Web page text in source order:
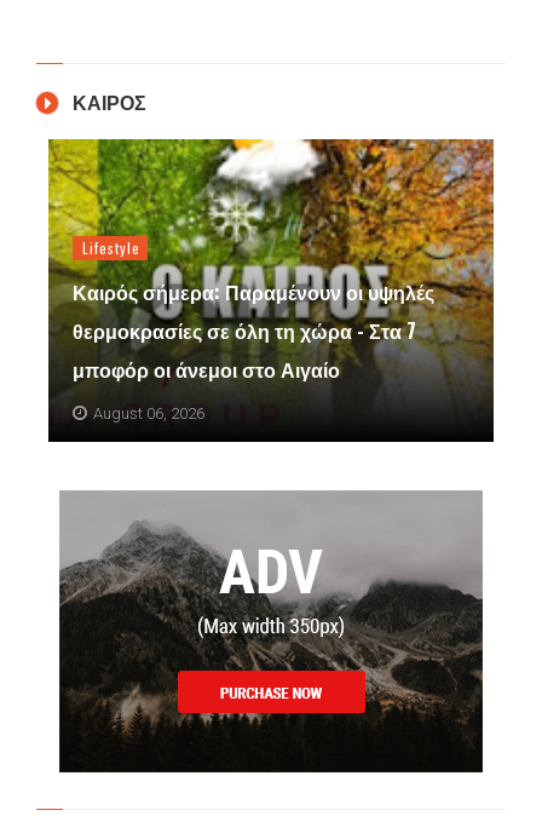
ΚΑΙΡΟΣ
Lifestyle
Καιρός σήμερα: Παραμένουν οι υψηλές
θερμοκρασίες σε όλη τη χώρα - Στα 7
μποφόρ οι άνεμοι στο Αιγαίο
August 06, 2026